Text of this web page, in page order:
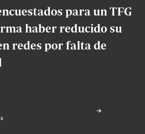
para un TFG
haber reducido su
redes por falta de